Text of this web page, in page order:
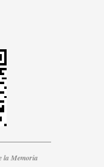
la Memoria